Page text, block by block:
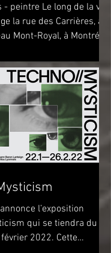
peintre Le long de la voie
la rue des Carrières, au
Mont-Royal, à Montréal,
l’exposition
qui se tiendra du 22
2022. Cette